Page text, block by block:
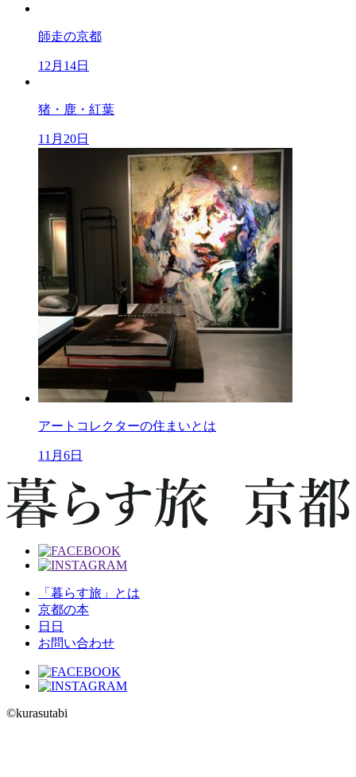
師走の京都
12月14日
猪・鹿・紅葉
11月20日
アートコレクターの住まいとは
11月6日
「暮らす旅」とは
京都の本
日日
お問い合わせ
©kurasutabi